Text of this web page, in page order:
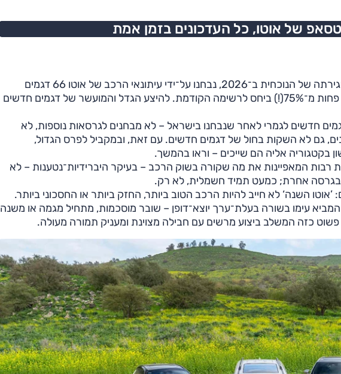
של אוטו, כל העדכונים בזמן אמת
מאז סגירת הרשימה הקודמת ב־2025 ועד סגירתה של הנוכחית ב־2026, נבחנו על־ידי עיתונאי הרכב של אוטו 66 דגמים
חדשים לגמרי שהגיעו לישראל – גידול של לא פחות מ־75%(!) ביחס לרשימה הקודמת. להיצע הגדל והמועשר של דגמים חדשים
חדשים לגמרי לאחר שנבחנו בישראל – לא מבחנים לגרסאות נוספות, לא
גם לא השקות בחול של דגמים חדשים. עם זאת, ובמקביל לפרס הגדול,
בקטגוריה אליה הם שייכים – וראו בהמשך.
המאפיינות את מה שקורה בשוק הרכב – בעיקר היברידיות־נטענות – לא
בגרסה אחרת; כמעט תמיד חשמלית, לא רק.
השנה‘ לא חייב להיות הרכב הטוב ביותר, החזק ביותר או החסכוני ביותר.
המביא עימו בשורה בעלת־ערך יוצא־דופן – שובר מוסכמות, מתחיל מגמה או משנה
כזה המשלב ביצוע מרשים עם חבילה מצוינת ומעניק תמורה מעולה.